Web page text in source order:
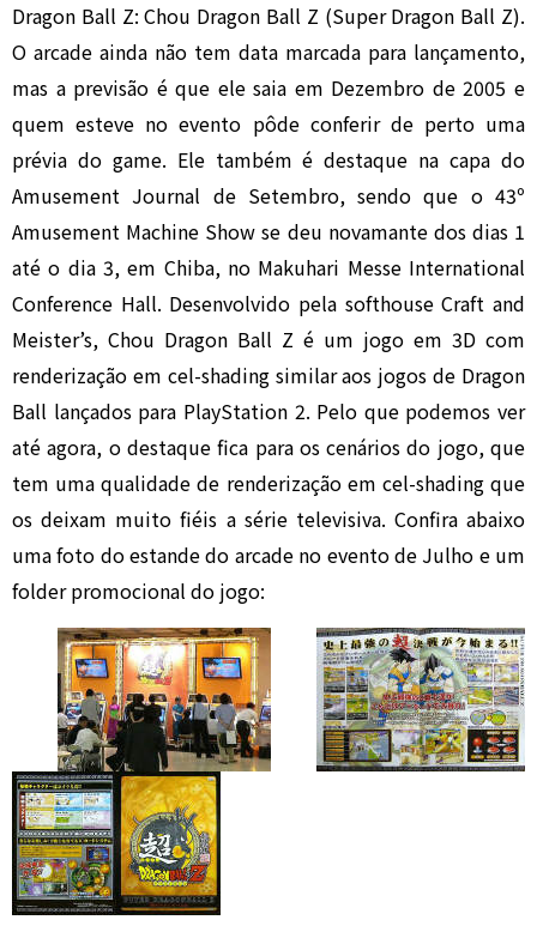
Dragon Ball Z: Chou Dragon Ball Z (Super Dragon Ball Z).
O arcade ainda não tem data marcada para lançamento,
mas a previsão é que ele saia em Dezembro de 2005 e
quem esteve no evento pôde conferir de perto uma
prévia do game. Ele também é destaque na capa do
Amusement Journal de Setembro, sendo que o 43º
Amusement Machine Show se deu novamante dos dias 1
até o dia 3, em Chiba, no Makuhari Messe International
Conference Hall. Desenvolvido pela softhouse Craft and
Meister’s, Chou Dragon Ball Z é um jogo em 3D com
renderização em cel-shading similar aos jogos de Dragon
Ball lançados para PlayStation 2. Pelo que podemos ver
até agora, o destaque fica para os cenários do jogo, que
tem uma qualidade de renderização em cel-shading que
os deixam muito fiéis a série televisiva. Confira abaixo
uma foto do estande do arcade no evento de Julho e um
folder promocional do jogo: